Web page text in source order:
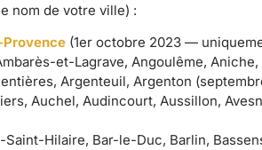
nom de votre ville) :
(1er octobre 2023 —
et-Lagrave, Angoulême,
Argenteuil, Argenton
Auchel, Audincourt, Aussillon,
Hilaire, Bar-le-Duc, Barlin,